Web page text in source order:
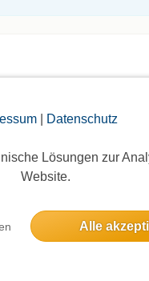
| Datenschutz
Lösungen zur
Website.
Alle